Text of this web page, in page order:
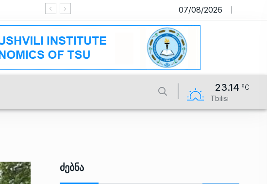
საიტი მუშაობს სატესტო რეჟიმში
07/08/2026
23.14
Tbilisi
Ძებნა